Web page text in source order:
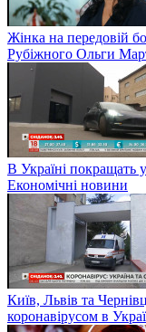
Жінка на передовій
Рубіжного Ольги
В Україні покращать
Економічні новини
Київ, Львів та
коронавірусом в